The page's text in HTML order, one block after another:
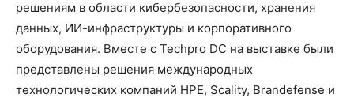
решениям в области кибербезопасности, хранения
данных, ИИ-инфраструктуры и корпоративного
оборудования. Вместе с Techpro DC на выставке были
представлены решения международных
технологических компаний HPE, Scality, Brandefense и